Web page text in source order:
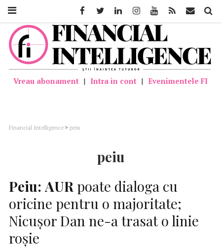
Vreau abonament | Intra in cont | Evenimentele FI
Financial Intelligence > peiu
peiu
Peiu: AURpoate dialoga cu
oricine pentru o majoritate;
Nicușor Dan ne-a trasat o linie
roșie
FacebookTwitter LinkedinInstagramYoutube Feed Mail